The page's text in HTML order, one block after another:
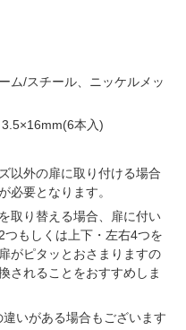
ム/スチール、ニッケルメッ
本入)
以外の扉に取り付ける場合
必要となります。
取り替える場合、扉に付い
つもしくは上下・左右4つを
がピタッとおさまりますの
されることをおすすめしま
いがある場合もございます